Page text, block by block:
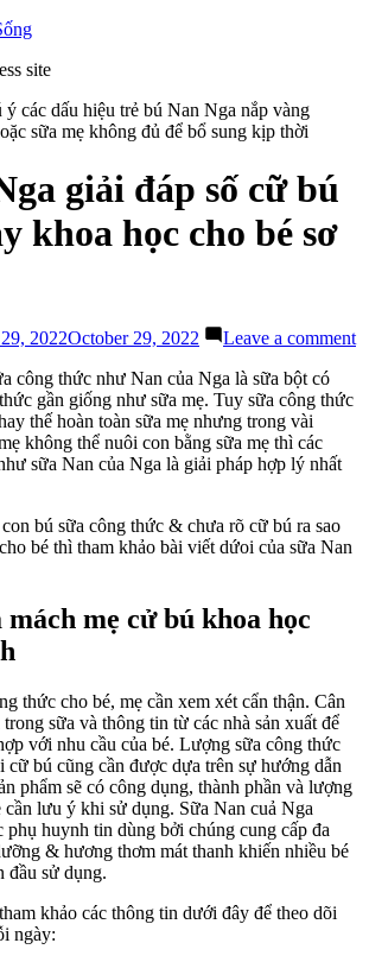
site
giải đáp số cữ bú
khoa học cho bé sơ
2022October 29, 2022 Leave a comment
công thức như Nan của Nga là sữa bột có
gần giống như sữa mẹ. Tuy sữa công thức
thế hoàn toàn sữa mẹ nhưng trong vài
không thể nuôi con bằng sữa mẹ thì các
sữa Nan của Nga là giải pháp hợp lý nhất
bú sữa công thức & chưa rõ cữ bú ra sao
bé thì tham khảo bài viết dứoi của sữa Nan
mách mẹ cử bú khoa học
thức cho bé, mẹ cần xem xét cẩn thận. Cân
sữa và thông tin từ các nhà sản xuất để
với nhu cầu của bé. Lượng sữa công thức
cữ bú cũng cần được dựa trên sự hướng dẫn
phẩm sẽ có công dụng, thành phần và lượng
lưu ý khi sử dụng. Sữa Nan cuả Nga
phụ huynh tin dùng bởi chúng cung cấp đa
& hương thơm mát thanh khiến nhiều bé
đầu sử dụng.
khảo các thông tin dưới đây để theo dõi
ngày: